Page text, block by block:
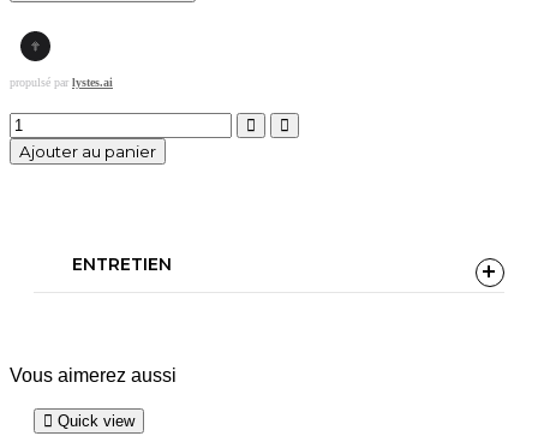
propulsé par lystes.ai
Ajouter au panier
ENTRETIEN
Vous aimerez aussi
Quick view